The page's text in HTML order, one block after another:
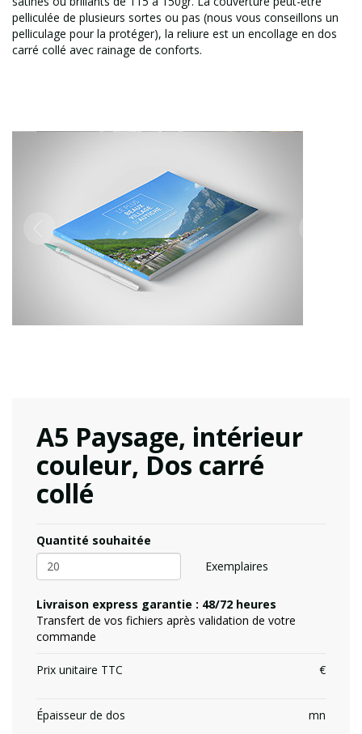
pelliculée de plusieurs sortes ou pas (nous vous conseillons un
pelliculage pour la protéger), la reliure est un encollage en dos
carré collé avec rainage de conforts.
A5 Paysage, intérieur
couleur, Dos carré
collé
Quantité souhaitée
Exemplaires
Livraison express garantie : 48/72 heures
Transfert de vos fichiers après validation de votre
commande
Prix unitaire TTC
Épaisseur de dos